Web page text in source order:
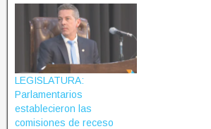
LEGISLATURA:
Parlamentarios
establecieron las
comisiones de receso